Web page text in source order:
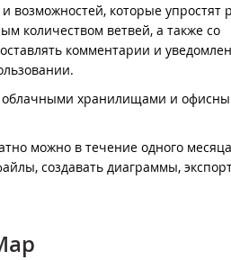
возможностей, которые упростят
количеством ветвей, а также со
комментарии и
облачными хранилищами и
можно в течение одного
создавать диаграммы,